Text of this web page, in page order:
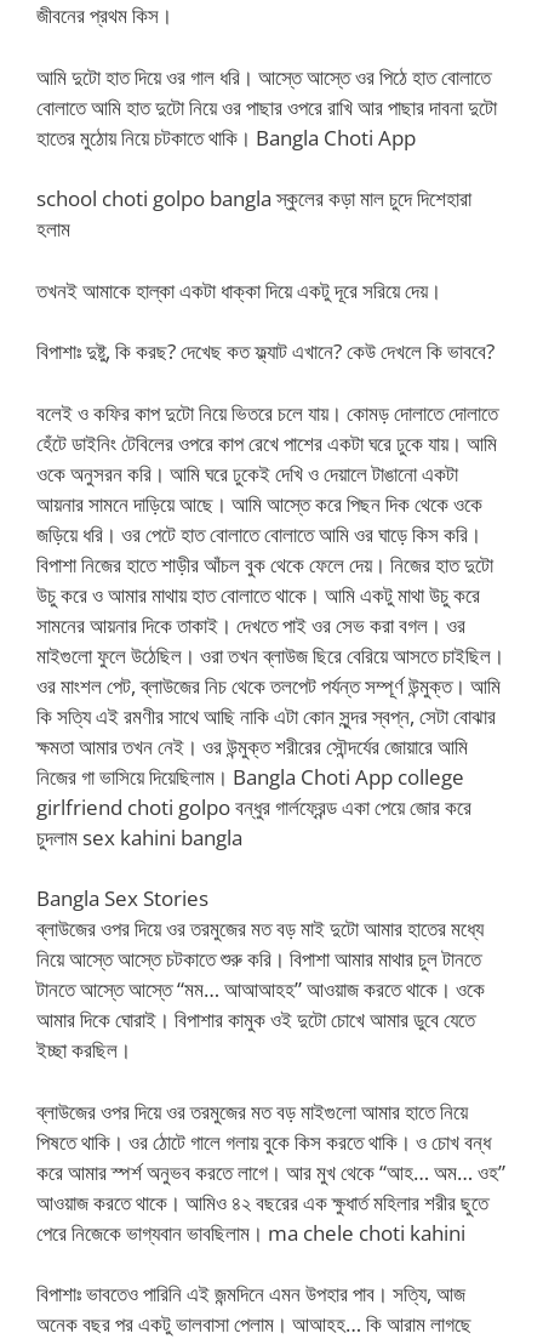
জীবনের প্রথম কিস।
আমি দুটো হাত দিয়ে ওর গাল ধরি। আস্তে আস্তে ওর পিঠে হাত বোলাতে
বোলাতে আমি হাত দুটো নিয়ে ওর পাছার ওপরে রাখি আর পাছার দাবনা দুটো
হাতের মুঠোয় নিয়ে চটকাতে থাকি। Bangla Choti App
school choti golpo bangla স্কুলের কড়া মাল চুদে দিশেহারা
হলাম
তখনই আমাকে হাল্কা একটা ধাক্কা দিয়ে একটু দূরে সরিয়ে দেয়।
বিপাশাঃ দুষ্টু, কি করছ? দেখেছ কত ফ্ল্যাট এখানে? কেউ দেখলে কি ভাববে?
বলেই ও কফির কাপ দুটো নিয়ে ভিতরে চলে যায়। কোমড় দোলাতে দোলাতে
হেঁটে ডাইনিং টেবিলের ওপরে কাপ রেখে পাশের একটা ঘরে ঢুকে যায়। আমি
ওকে অনুসরন করি। আমি ঘরে ঢুকেই দেখি ও দেয়ালে টাঙানো একটা
আয়নার সামনে দাড়িয়ে আছে। আমি আস্তে করে পিছন দিক থেকে ওকে
জড়িয়ে ধরি। ওর পেটে হাত বোলাতে বোলাতে আমি ওর ঘাড়ে কিস করি।
বিপাশা নিজের হাতে শাড়ীর আঁচল বুক থেকে ফেলে দেয়। নিজের হাত দুটো
উচু করে ও আমার মাথায় হাত বোলাতে থাকে। আমি একটু মাথা উচু করে
সামনের আয়নার দিকে তাকাই। দেখতে পাই ওর সেভ করা বগল। ওর
মাইগুলো ফুলে উঠেছিল। ওরা তখন ব্লাউজ ছিরে বেরিয়ে আসতে চাইছিল।
ওর মাংশল পেট, ব্লাউজের নিচ থেকে তলপেট পর্যন্ত সম্পূর্ণ উন্মুক্ত। আমি
কি সত্যি এই রমণীর সাথে আছি নাকি এটা কোন সুন্দর স্বপ্ন, সেটা বোঝার
ক্ষমতা আমার তখন নেই। ওর উন্মুক্ত শরীরের সৌন্দর্যের জোয়ারে আমি
নিজের গা ভাসিয়ে দিয়েছিলাম। Bangla Choti App college
girlfriend choti golpo বন্ধুর গার্লফ্রেন্ড একা পেয়ে জোর করে
চুদলাম sex kahini bangla
Bangla Sex Stories
ব্লাউজের ওপর দিয়ে ওর তরমুজের মত বড় মাই দুটো আমার হাতের মধ্যে
নিয়ে আস্তে আস্তে চটকাতে শুরু করি। বিপাশা আমার মাথার চুল টানতে
টানতে আস্তে আস্তে “মম… আআআহহ” আওয়াজ করতে থাকে। ওকে
আমার দিকে ঘোরাই। বিপাশার কামুক ওই দুটো চোখে আমার ডুবে যেতে
ইচ্ছা করছিল।
ব্লাউজের ওপর দিয়ে ওর তরমুজের মত বড় মাইগুলো আমার হাতে নিয়ে
পিষতে থাকি। ওর ঠোটে গালে গলায় বুকে কিস করতে থাকি। ও চোখ বন্ধ
করে আমার স্পর্শ অনুভব করতে লাগে। আর মুখ থেকে “আহ… অম… ওহ”
আওয়াজ করতে থাকে। আমিও ৪২ বছরের এক ক্ষুধার্ত মহিলার শরীর ছুতে
পেরে নিজেকে ভাগ্যবান ভাবছিলাম। ma chele choti kahini
বিপাশাঃ ভাবতেও পারিনি এই জন্মদিনে এমন উপহার পাব। সত্যি, আজ
অনেক বছর পর একটু ভালবাসা পেলাম। আআহহ… কি আরাম লাগছে